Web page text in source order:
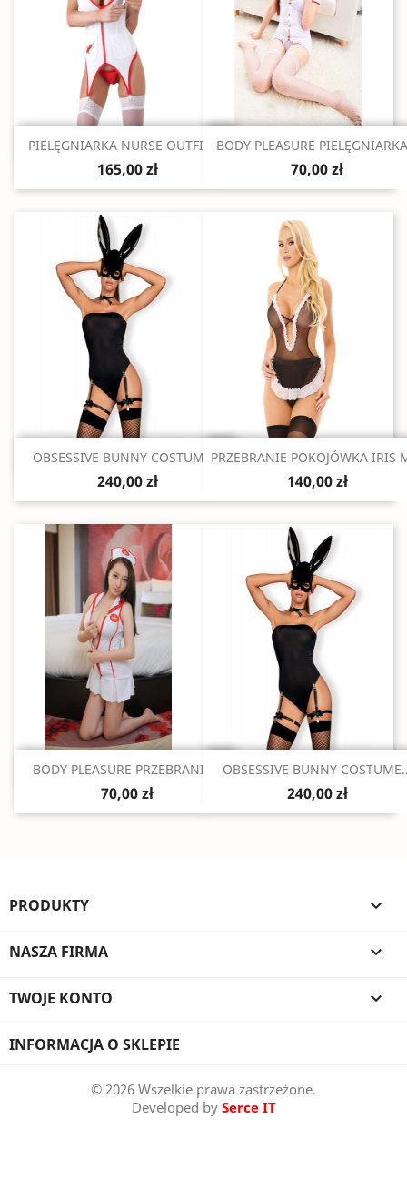
Szybki podgląd
PIELĘGNIARKA NURSE OUTFIT M
165,00 zł
Szybki podgląd
BODY PLEASURE
70,00 zł
Szybki podgląd
OBSESSIVE BUNNY COSTUME...
240,00 zł
Szybki podgląd
PRZEBRANIE POKOJÓWKA IRIS
140,00 zł
Szybki podgląd
BODY PLEASURE PRZEBRANIE...
70,00 zł
Szybki podgląd
OBSESSIVE BUNNY
240,00 zł
PRODUKTY 
NASZA FIRMA 
TWOJE KONTO 
INFORMACJA O SKLEPIE
© 2026 Wszelkie prawa zastrzeżone.
Developed by Serce IT